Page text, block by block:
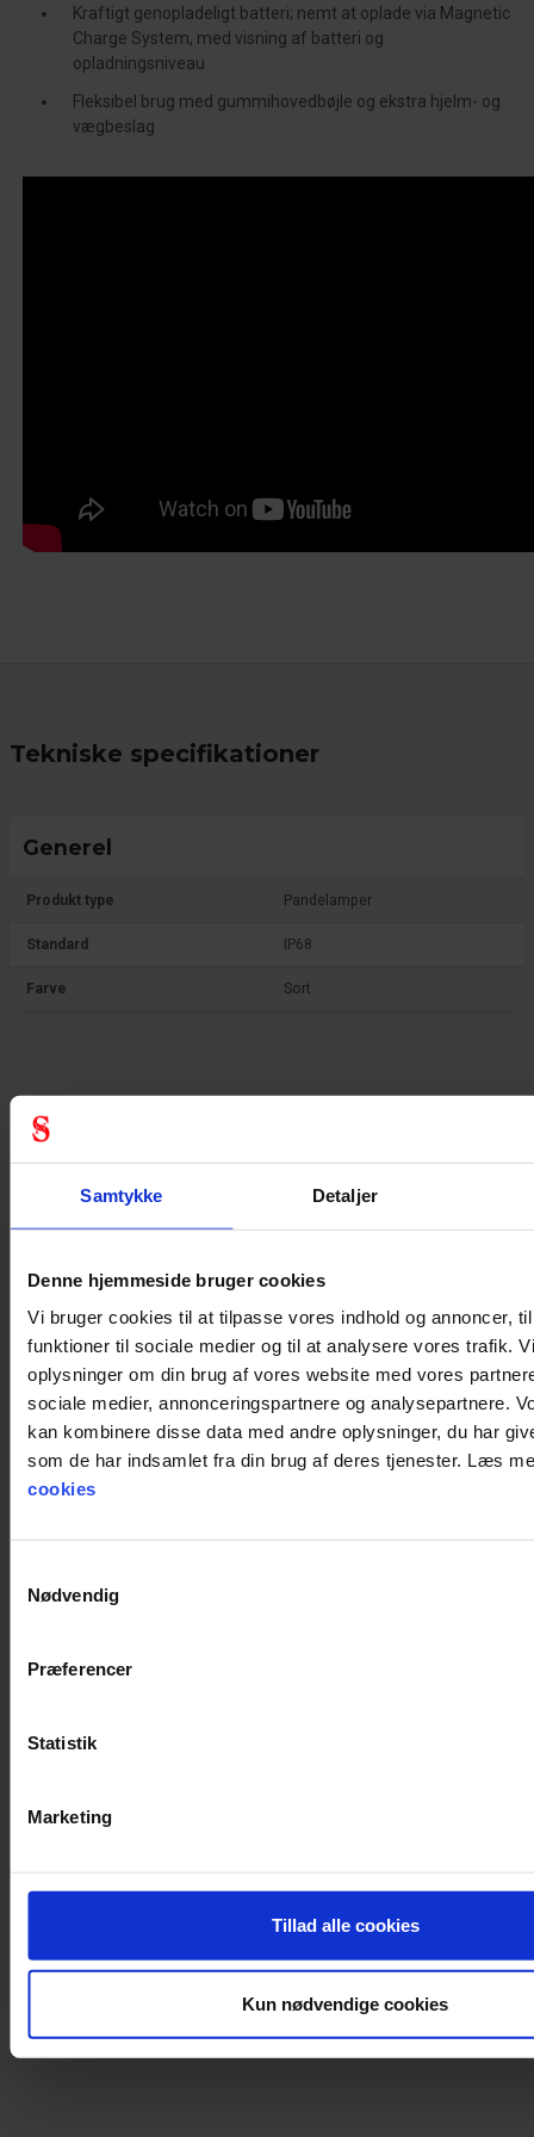
Samtykke Detaljer
Denne hjemmeside bruger cookies
Vi bruger cookies til at tilpasse vores indhold og annoncer,
funktioner til sociale medier og til at analysere vores trafik.
oplysninger om din brug af vores website med vores
sociale medier, annonceringspartnere og analysepartnere.
kan kombinere disse data med andre oplysninger, du har
som de har indsamlet fra din brug af deres tjenester. Læs
cookies
Nødvendig
Præferencer
Statistik
Marketing
Tillad alle cookies
Kun nødvendige cookies
Kraftigt genopladeligt batteri; nemt at oplade via Magnetic
Charge System, med visning af batteri og
opladningsniveau
Fleksibel brug med gummihovedbøjle og ekstra hjelm- og
vægbeslag
Tekniske specifikationer
Generel
Produkt type Pandelamper
Standard IP68
Farve Sort